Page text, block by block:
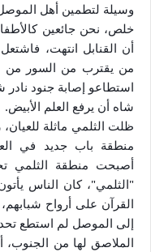
وسيلة لتطمين أهل
خلص، نحن جائعين
أن القنابل انتهت،
من يقترب من السور من
استطاعو إصابة جنود نادر
شاه أن يرفع العلم الأبيض.
ظلت الثلمي ماثلة
منطقة باب جديد في
أصبحت منطقة الثلمي
"الثلمي"، كان الناس
القرآن على أرواح
إلى الموصل لم استطع
الملاصق لها من